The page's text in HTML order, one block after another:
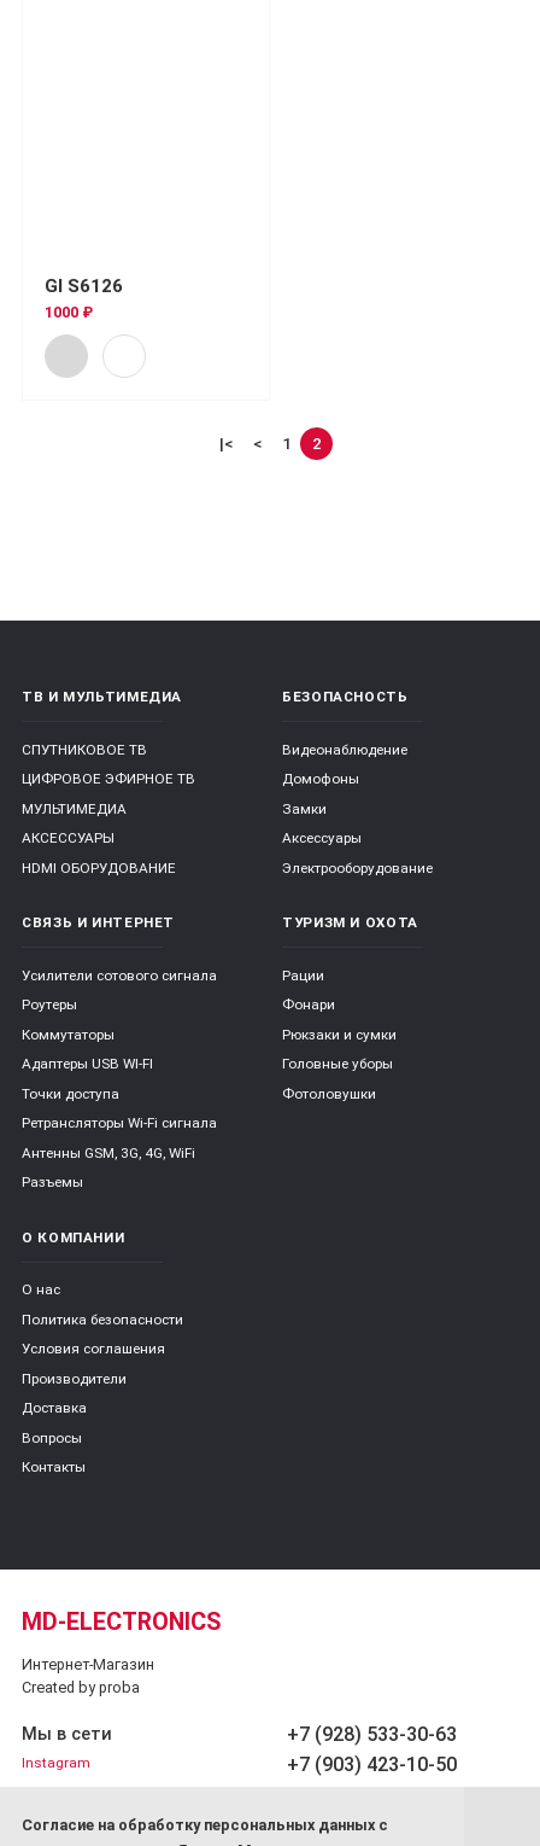
GI S6126
1000 ₽
|< < 1 2
Cогласие на обработку персональных данных с
ТВ И МУЛЬТИМЕДИА
СПУТНИКОВОЕ ТВ
ЦИФРОВОЕ ЭФИРНОЕ ТВ
МУЛЬТИМЕДИА
АКСЕССУАРЫ
HDMI ОБОРУДОВАНИЕ
БЕЗОПАСНОСТЬ
Видеонаблюдение
Домофоны
Замки
Аксессуары
Электрооборудование
СВЯЗЬ И ИНТЕРНЕТ
Усилители сотового сигнала
Роутеры
Коммутаторы
Адаптеры USB WI-FI
Точки доступа
Ретрансляторы Wi-Fi сигнала
Антенны GSM, 3G, 4G, WiFi
Разъемы
ТУРИЗМ И ОХОТА
Рации
Фонари
Рюкзаки и сумки
Головные уборы
Фотоловушки
О КОМПАНИИ
О нас
Политика безопасности
Условия соглашения
Производители
Доставка
Вопросы
Контакты
MD-ELECTRONICS
Интернет-Магазин
Created by proba
+7 (928) 533-30-63
+7 (903) 423-10-50
Мы в сети
Instagram